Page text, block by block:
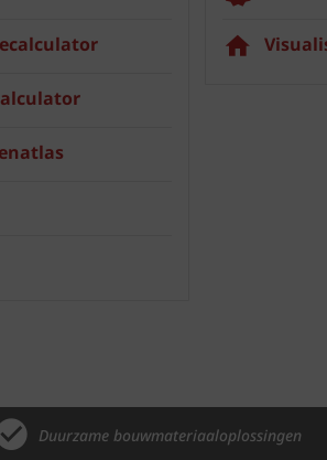
Duurzame bouwmateriaaloplossingen